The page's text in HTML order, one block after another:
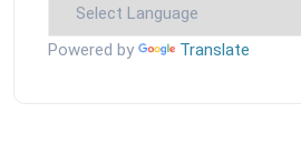
Powered by Translate